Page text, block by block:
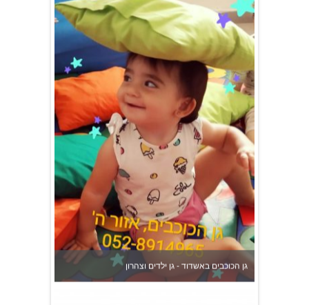
גן הכוכבים באשדוד - גן ילדים וצהרון